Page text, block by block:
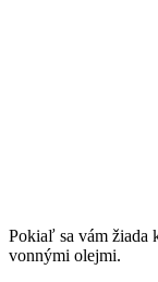
Pokiaľ sa vám žiada
vonnými olejmi.